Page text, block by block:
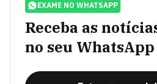
EXAME NO WHATSAPP
Receba as
no seu WhatsApp